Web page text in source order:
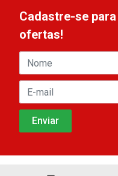
Cadastre-se
ofertas!